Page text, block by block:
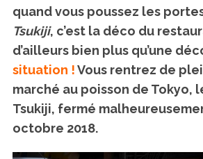
quand vous poussez les
Tsukiji, c’est la déco du
d’ailleurs bien plus qu’une
situation !Vous rentrez de
marché au poisson de Tokyo,
Tsukiji, fermé
octobre 2018.